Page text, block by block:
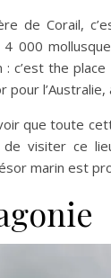
de Corail,
000
: c’est the
pour l’Australie,
que toute
de visiter ce
marin est